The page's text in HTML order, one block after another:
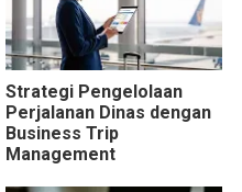
Strategi Pengelolaan
Perjalanan Dinas dengan
Business Trip
Management